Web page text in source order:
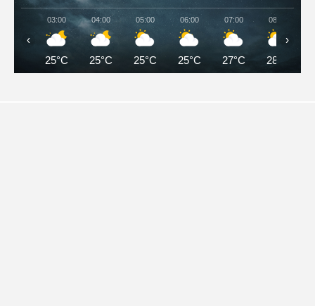
03:00
25°C
04:00
25°C
05:00
25°C
06:00
25°C
07:00
27°C
08:00
28°C
‹ ›